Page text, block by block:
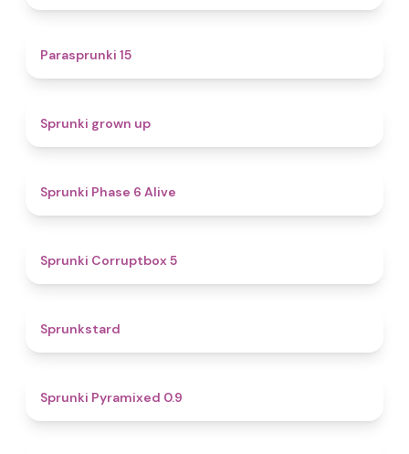
Parasprunki 15
Sprunki grown up
Sprunki Phase 6 Alive
Sprunki Corruptbox 5
Sprunkstard
Sprunki Pyramixed 0.9